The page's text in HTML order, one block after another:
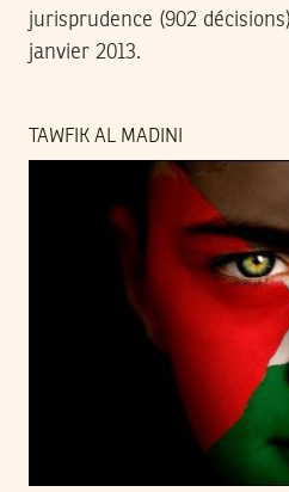
jurisprudence (902
janvier 2013.
TAWFIK AL MADINI